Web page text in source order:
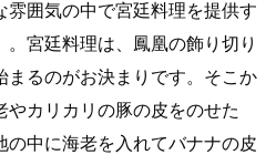
雰囲気の中で宮廷料理を提供す
。宮廷料理は、鳳凰の飾り切り
まるのがお決まりです。そこか
やカリカリの豚の皮をのせた
の中に海老を入れてバナナの皮